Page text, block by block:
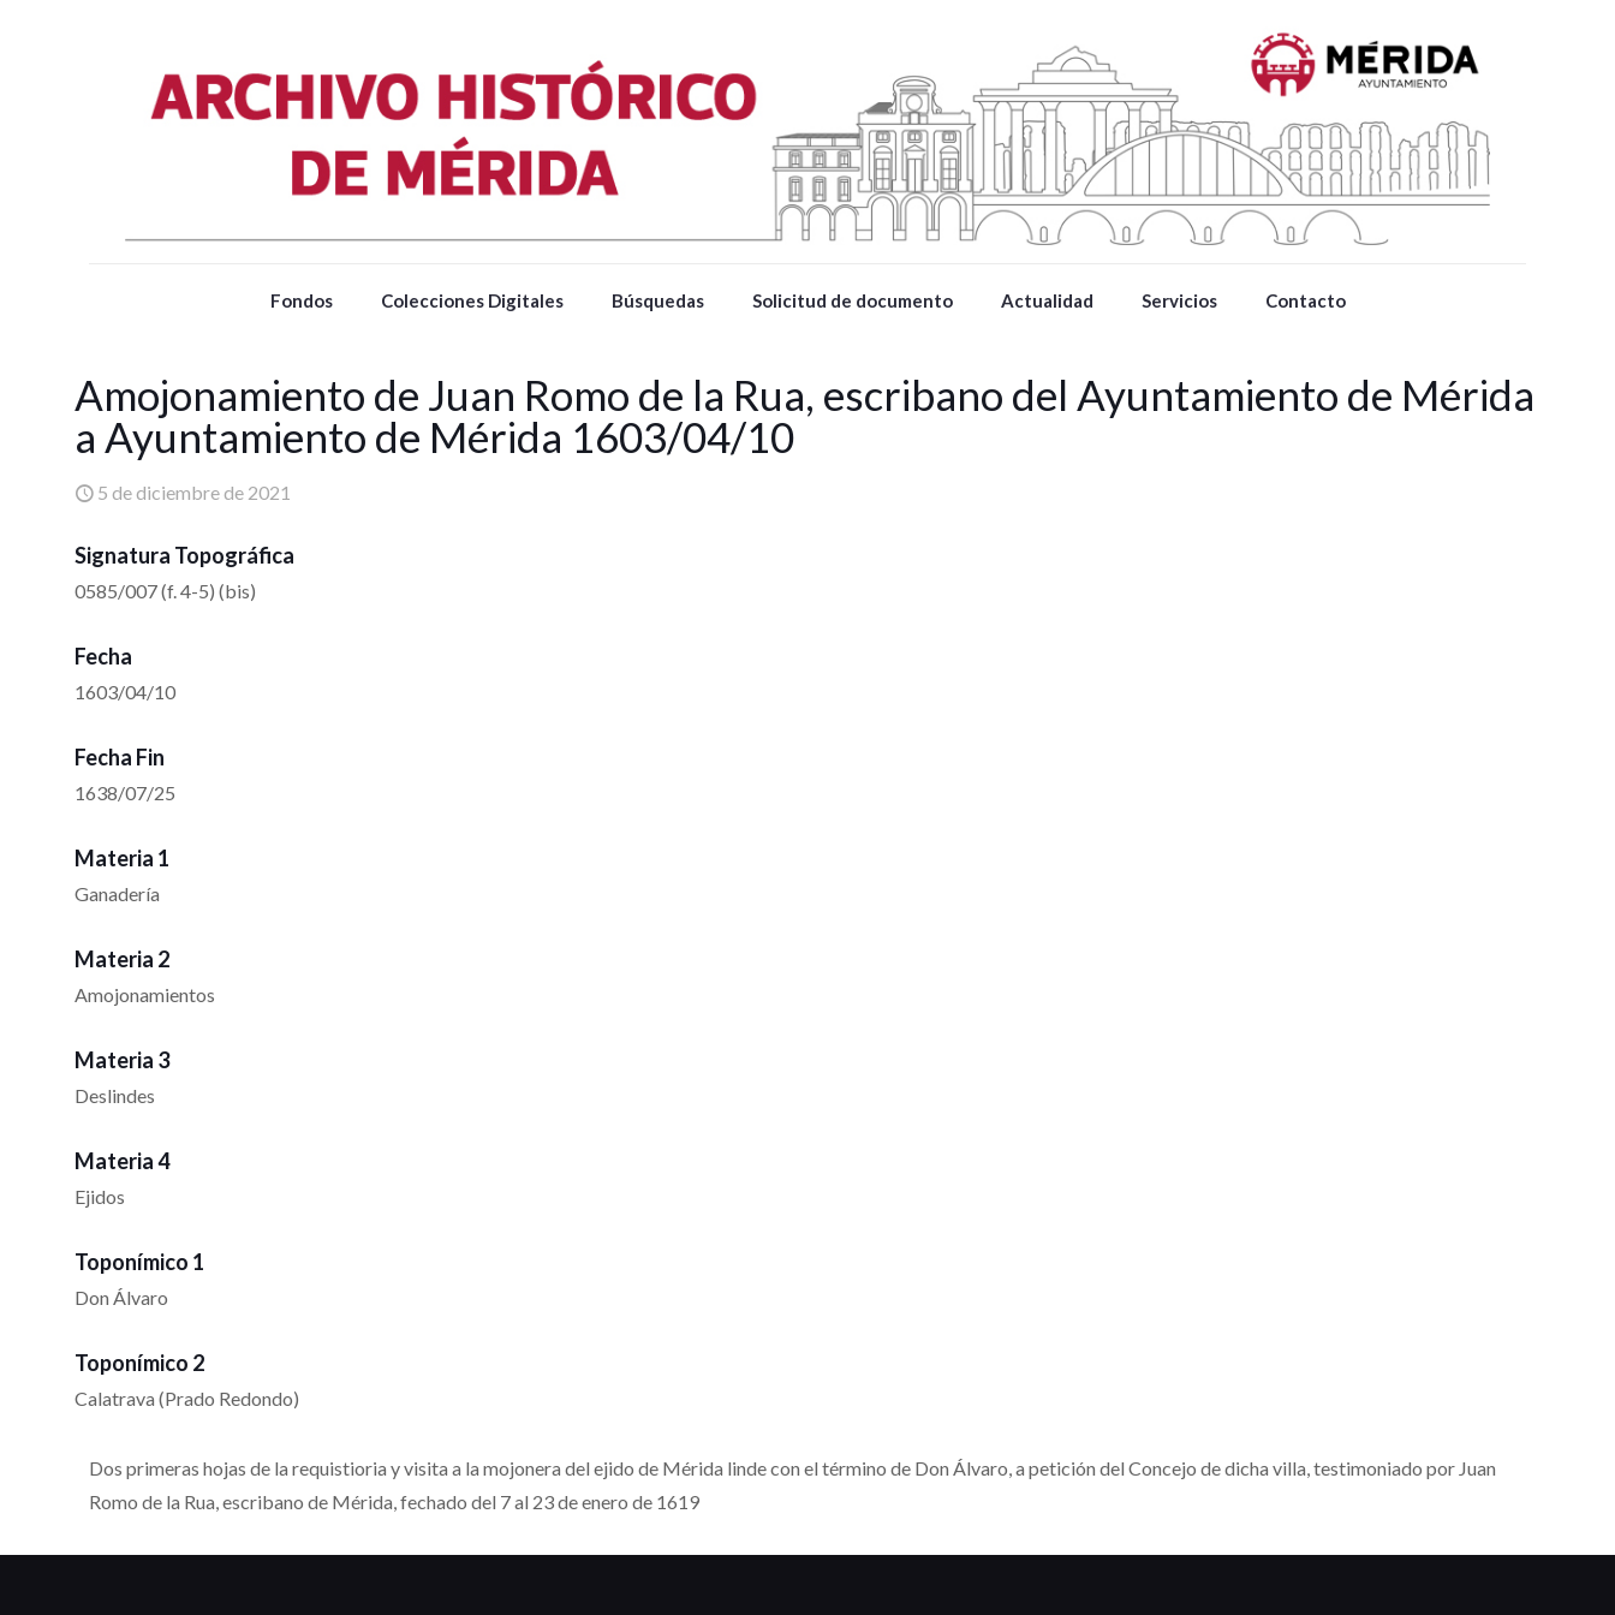
Fondos Colecciones Digitales Búsquedas Solicitud de documento Actualidad Servicios Contacto
Amojonamiento de Juan Romo de la Rua, escribano del Ayuntamiento de Mérida
a Ayuntamiento de Mérida 1603/04/10
5 de diciembre de 2021
Signatura Topográfica
0585/007 (f. 4-5) (bis)
Fecha
1603/04/10
Fecha Fin
1638/07/25
Materia 1
Ganadería
Materia 2
Amojonamientos
Materia 3
Deslindes
Materia 4
Ejidos
Toponímico 1
Don Álvaro
Toponímico 2
Calatrava (Prado Redondo)
Dos primeras hojas de la requistioria y visita a la mojonera del ejido de Mérida linde con el término de Don Álvaro, a petición del Concejo de dicha villa, testimoniado por Juan
Romo de la Rua, escribano de Mérida, fechado del 7 al 23 de enero de 1619